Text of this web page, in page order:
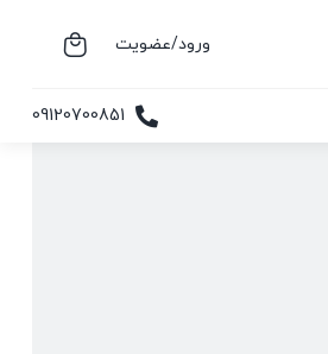
ورود/عضویت
09120700851